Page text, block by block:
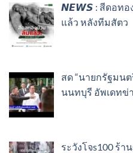
𝙉𝙀𝙒𝙎 : สีดอทอง
แล้ว หลังทีมสัตว
สด “นายกรัฐมน
นนทบุรี อัพเดทข่
ระวังโจs100 ร้